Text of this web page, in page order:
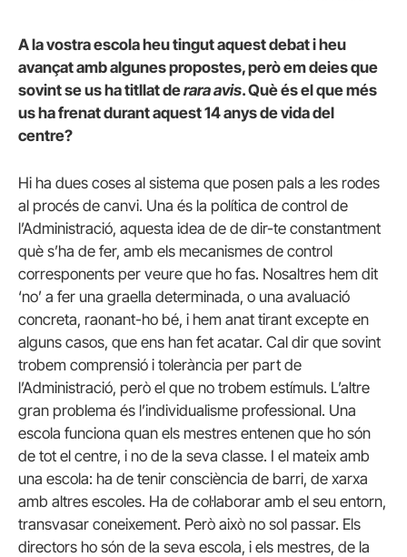
A la vostra escola heu tingut aquest debat i heu
avançat amb algunes propostes, però em deies que
sovint se us ha titllat derara avis. Què és el que més
us ha frenat durant aquest 14 anys de vida del
centre?
Hi ha dues coses al sistema que posen pals a les rodes
al procés de canvi. Una és la política de control de
l’Administració, aquesta idea de de dir-te constantment
què s’ha de fer, amb els mecanismes de control
corresponents per veure que ho fas. Nosaltres hem dit
‘no’ a fer una graella determinada, o una avaluació
concreta, raonant-ho bé, i hem anat tirant excepte en
alguns casos, que ens han fet acatar. Cal dir que sovint
trobem comprensió i tolerància per part de
l’Administració, però el que no trobem estímuls. L’altre
gran problema és l’individualisme professional. Una
escola funciona quan els mestres entenen que ho són
de tot el centre, i no de la seva classe. I el mateix amb
una escola: ha de tenir consciència de barri, de xarxa
amb altres escoles. Ha de col·laborar amb el seu entorn,
transvasar coneixement. Però això no sol passar. Els
directors ho són de la seva escola, i els mestres, de la